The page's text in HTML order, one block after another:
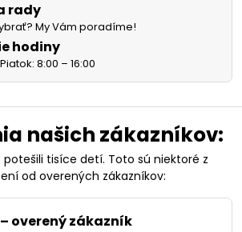
rady
My Vám poradíme!
hodiny
8:00 – 16:00
našich zákazníkov:
potešili tisíce detí. Toto sú niektoré z
od overených zákazníkov:
overený zákazník